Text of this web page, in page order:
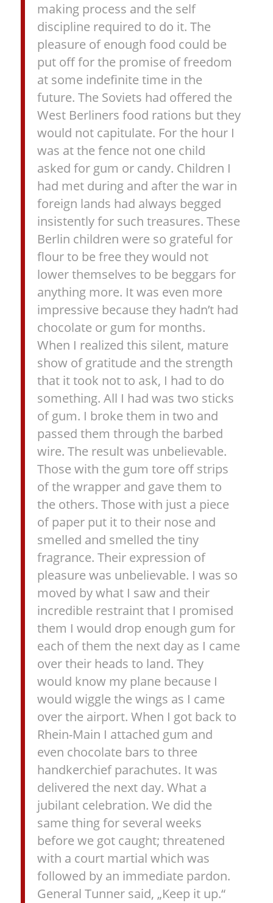
making process and the self
discipline required to do it. The
pleasure of enough food could be
put off for the promise of freedom
at some indefinite time in the
future. The Soviets had offered the
West Berliners food rations but they
would not capitulate. For the hour I
was at the fence not one child
asked for gum or candy. Children I
had met during and after the war in
foreign lands had always begged
insistently for such treasures. These
Berlin children were so grateful for
flour to be free they would not
lower themselves to be beggars for
anything more. It was even more
impressive because they hadn’t had
chocolate or gum for months.
When I realized this silent, mature
show of gratitude and the strength
that it took not to ask, I had to do
something. All I had was two sticks
of gum. I broke them in two and
passed them through the barbed
wire. The result was unbelievable.
Those with the gum tore off strips
of the wrapper and gave them to
the others. Those with just a piece
of paper put it to their nose and
smelled and smelled the tiny
fragrance. Their expression of
pleasure was unbelievable. I was so
moved by what I saw and their
incredible restraint that I promised
them I would drop enough gum for
each of them the next day as I came
over their heads to land. They
would know my plane because I
would wiggle the wings as I came
over the airport. When I got back to
Rhein-Main I attached gum and
even chocolate bars to three
handkerchief parachutes. It was
delivered the next day. What a
jubilant celebration. We did the
same thing for several weeks
before we got caught; threatened
with a court martial which was
followed by an immediate pardon.
General Tunner said, „Keep it up.“